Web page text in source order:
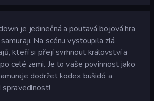
je jedinečná a poutavá bojová hra
Na scénu vystoupila zlá
kteří si přejí svrhnout království a
celé zemi. Je to vaše povinnost jako
dodržet kodex bušidó a